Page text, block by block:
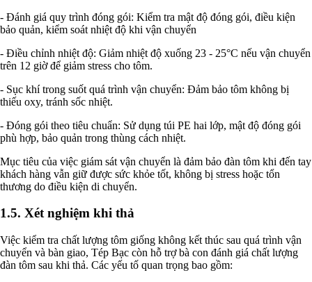
- Đánh giá quy trình đóng gói: Kiểm tra mật độ đóng gói, điều kiện
bảo quản, kiểm soát nhiệt độ khi vận chuyển
- Điều chỉnh nhiệt độ: Giảm nhiệt độ xuống 23 - 25°C nếu vận chuyển
trên 12 giờ để giảm stress cho tôm.
- Sục khí trong suốt quá trình vận chuyển: Đảm bảo tôm không bị
thiếu oxy, tránh sốc nhiệt.
- Đóng gói theo tiêu chuẩn: Sử dụng túi PE hai lớp, mật độ đóng gói
phù hợp, bảo quản trong thùng cách nhiệt.
Mục tiêu của việc giám sát vận chuyển là đảm bảo đàn tôm khi đến tay
khách hàng vẫn giữ được sức khỏe tốt, không bị stress hoặc tổn
thương do điều kiện di chuyển.
1.5. Xét nghiệm khi thả
Việc kiểm tra chất lượng tôm giống không kết thúc sau quá trình vận
chuyển và bàn giao, Tép Bạc còn hỗ trợ bà con đánh giá chất lượng
đàn tôm sau khi thả. Các yếu tố quan trọng bao gồm: